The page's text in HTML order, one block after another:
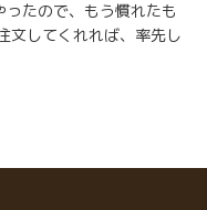
たので、もう慣れたも
文してくれれば、率先し
に行くクリストフ。